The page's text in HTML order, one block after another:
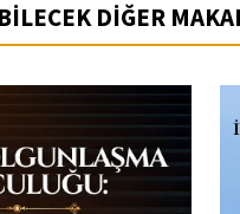
DİĞER